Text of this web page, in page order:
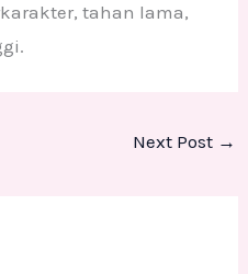
tahan lama,
Next Post →